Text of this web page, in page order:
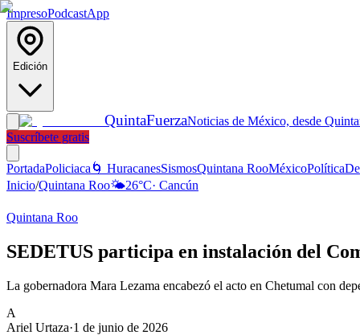
ImpresoPodcastApp
Edición
QuintaFuerzaNoticias de México, desde
Suscríbete gratis
PortadaPoliciaca 🌀 HuracanesSismosQuintana RooMéxicoPolítica
Inicio/Quintana Roo🌤️26°C· Cancún
Quintana Roo
SEDETUS participa en instalación del
La gobernadora Mara Lezama encabezó el acto en Chetumal con
A
Ariel Urtaza·1 de junio de 2026